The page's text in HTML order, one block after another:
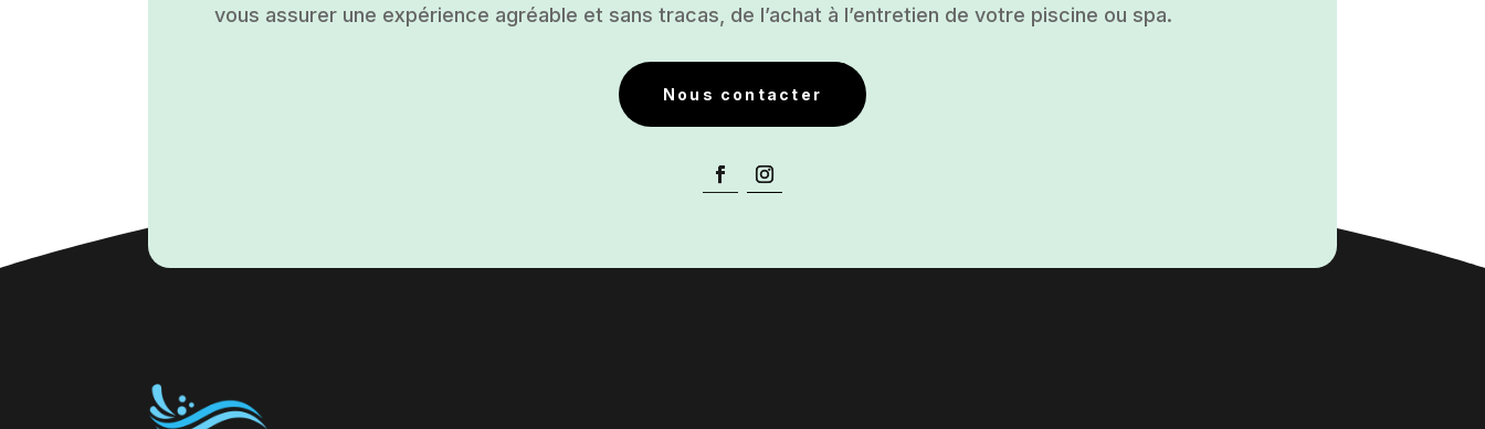
vous assurer une expérience agréable et sans tracas, de l’achat à l’entretien de votre piscine ou spa.
Nous contacter